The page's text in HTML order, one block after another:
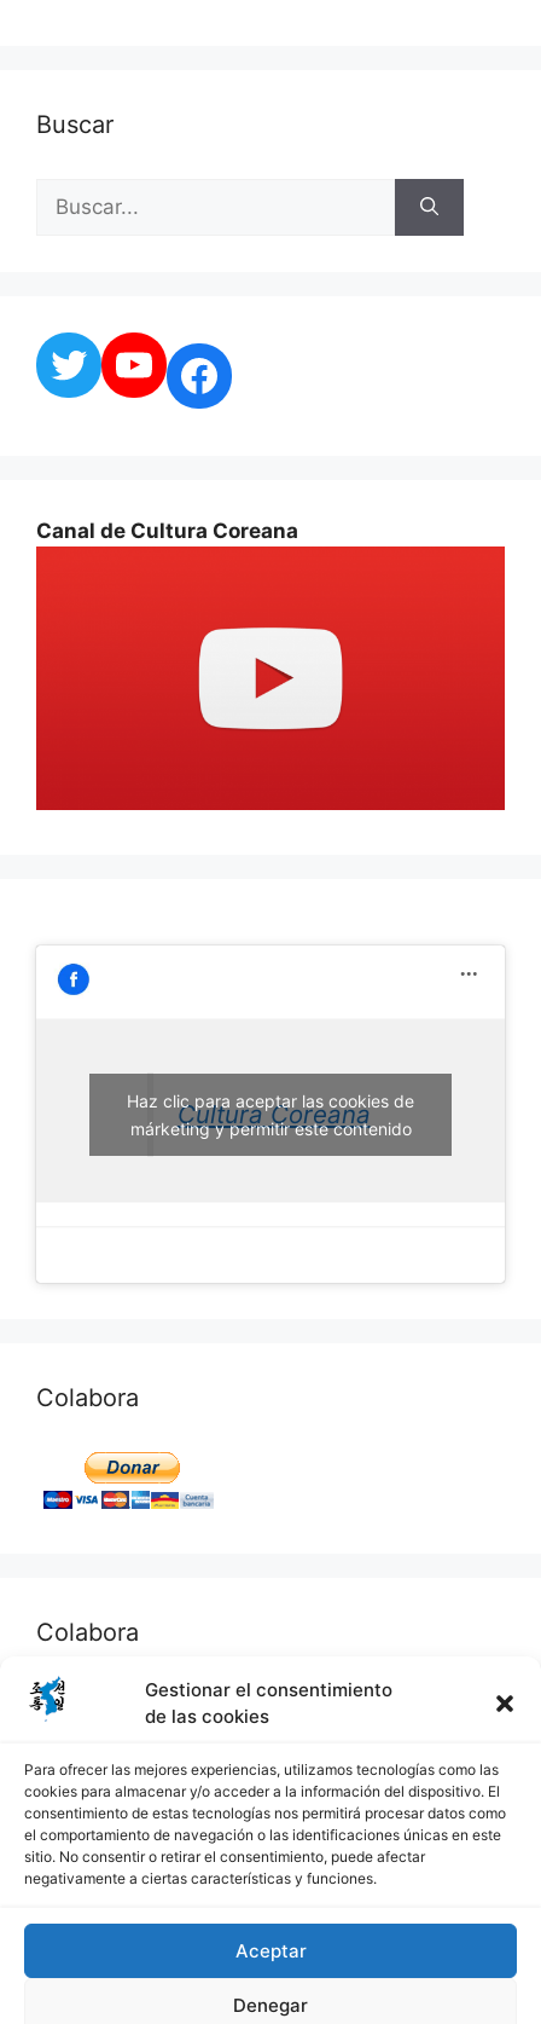
Gestionar el consentimiento
de las cookies
Para ofrecer las mejores experiencias, utilizamos tecnologías como las
cookies para almacenar y/o acceder a la información del dispositivo. El
consentimiento de estas tecnologías nos permitirá procesar datos como
el comportamiento de navegación o las identificaciones únicas en este
sitio. No consentir o retirar el consentimiento, puede afectar
negativamente a ciertas características y funciones.
Aceptar
Denegar
Buscar
Twitter
YouTube
Facebook
Canal de Cultura Coreana
Cultura Coreana
Haz clic para aceptar las cookies de
márketing y permitir este contenido
Colabora
Colabora
Become a Patron!
Visitas